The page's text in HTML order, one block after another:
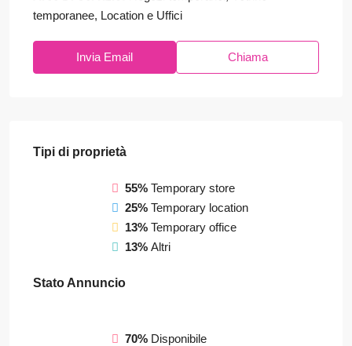
temporanee, Location e Uffici
Invia Email Chiama
Tipi di proprietà
55% Temporary store
25% Temporary location
13% Temporary office
13% Altri
Stato Annuncio
70% Disponibile